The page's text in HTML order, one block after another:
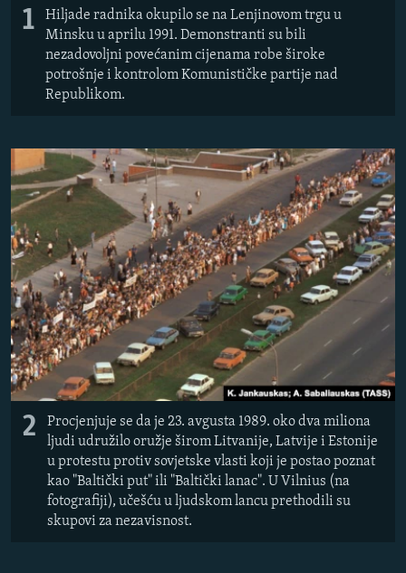
TV LIBERTY
POST SCRIPTUM
MOJA EVROPA
SVE KARTE DEJTONA
NASTANAK I RASPAD JUGOSLAVIJE
Sve RFE/RL stranice
1
Hiljade radnika okupilo se na Lenjinovom trgu u
Minsku u aprilu 1991. Demonstranti su bili
nezadovoljni povećanim cijenama robe široke
potrošnje i kontrolom Komunističke partije nad
Republikom.
2
Procjenjuje se da je 23. avgusta 1989. oko dva miliona
ljudi udružilo oružje širom Litvanije, Latvije i Estonije
u protestu protiv sovjetske vlasti koji je postao poznat
kao "Baltički put" ili "Baltički lanac". U Vilnius (na
fotografiji), učešću u ljudskom lancu prethodili su
skupovi za nezavisnost.